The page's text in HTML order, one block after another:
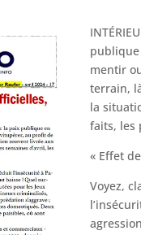
publique
mentir
terrain,
la
faits, les
« Effet
Voyez,